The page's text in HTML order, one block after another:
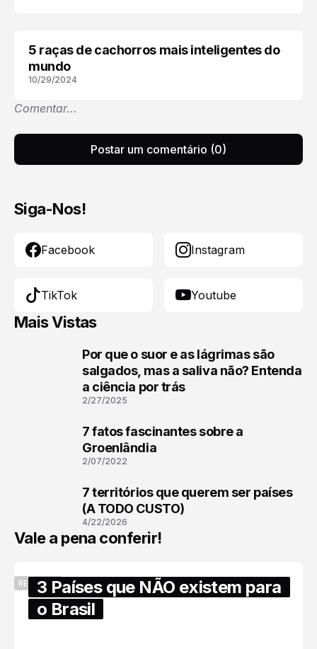
CURIOSIDADES
5 raças de cachorros mais inteligentes do
mundo
10/29/2024
Comentar...
Postar um comentário (0)
Siga-Nos!
Facebook Instagram
TikTok Youtube
Mais Vistas
Por que o suor e as lágrimas são
salgados, mas a saliva não? Entenda
a ciência por trás
2/27/2025
7 fatos fascinantes sobre a
Groenlândia
2/07/2022
7 territórios que querem ser países
(A TODO CUSTO)
4/22/2026
Vale a pena conferir!
RECENTES3 Países que NÃO existem para
o Brasil